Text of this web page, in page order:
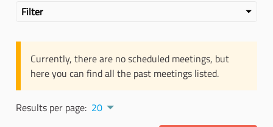
Filter
Currently, there are no scheduled meetings, but
here you can find all the past meetings listed.
Results per page: 20